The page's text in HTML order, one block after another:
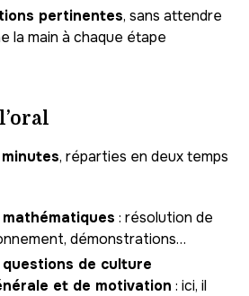
pertinentes, sans attendre
la main à chaque étape
, réparties en deux temps
: résolution de
démonstrations…
de culture
et de motivation : ici, il